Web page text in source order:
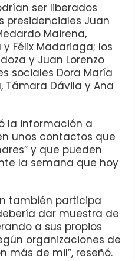
ser liberados
presidenciales Juan
Mairena,
Félix Madariaga; los
y Juan Lorenzo
sociales Dora María
Támara Dávila y Ana
la información a
unos contactos que
y que pueden
la semana que hoy
también participa
dar muestra de
a sus propios
organizaciones de
más de mil”, reseñó.